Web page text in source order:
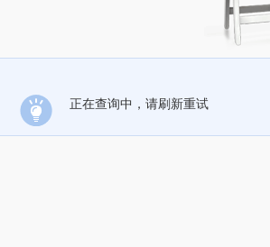
正在查询中，请刷新重试